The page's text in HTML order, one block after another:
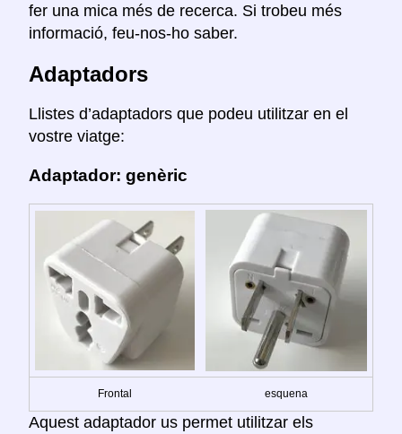
fer una mica més de recerca. Si trobeu més
informació, feu-nos-ho saber.
Adaptadors
Llistes d’adaptadors que podeu utilitzar en el
vostre viatge:
Adaptador: genèric
Frontal esquena
Aquest adaptador us permet utilitzar els